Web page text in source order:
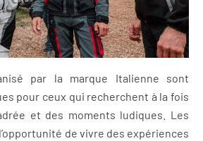
par la marque Italienne sont
pour ceux qui recherchent à la fois
et des moments ludiques. Les
de vivre des expériences